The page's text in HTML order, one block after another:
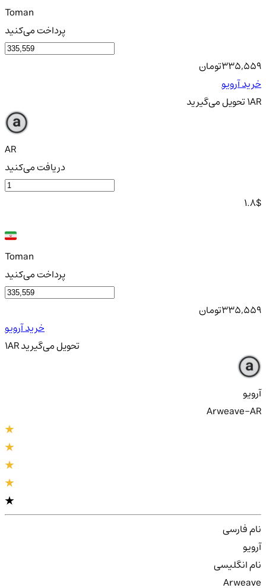
Toman
پرداخت می‌کنید
335,559تومان
خرید آرویو
1ARتحویلمی‌گیرید
AR
دریافت می‌کنید
1.8$
Toman
پرداخت می‌کنید
335,559تومان
خرید آرویو
1AR تحویلمی‌گیرید
آرویو
Arweave-AR
نام فارسی
آرویو
نام انگلیسی
Arweave